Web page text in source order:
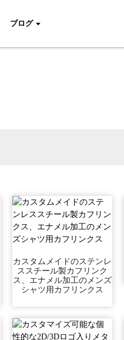
ブログ
カスタムメイドのステンレ
ススチール製カフリンク
ス、エナメル加工のメンズ
シャツ用カフリンクス